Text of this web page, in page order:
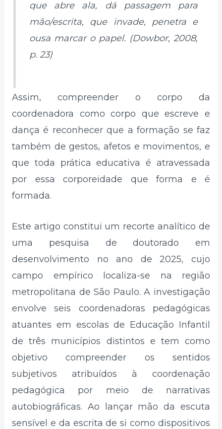
que abre ala, dá passagem para
mão/escrita, que invade, penetra e
ousa marcar o papel. (Dowbor, 2008,
p. 23)
Assim, compreender o corpo da
coordenadora como corpo que escreve e
dança é reconhecer que a formação se faz
também de gestos, afetos e movimentos, e
que toda prática educativa é atravessada
por essa corporeidade que forma e é
formada.
Este artigo constitui um recorte analítico de
uma pesquisa de doutorado em
desenvolvimento no ano de 2025, cujo
campo empírico localiza-se na região
metropolitana de São Paulo. A investigação
envolve seis coordenadoras pedagógicas
atuantes em escolas de Educação Infantil
de três municípios distintos e tem como
objetivo compreender os sentidos
subjetivos atribuídos à coordenação
pedagógica por meio de narrativas
autobiográficas. Ao lançar mão da escuta
sensível e da escrita de si como dispositivos